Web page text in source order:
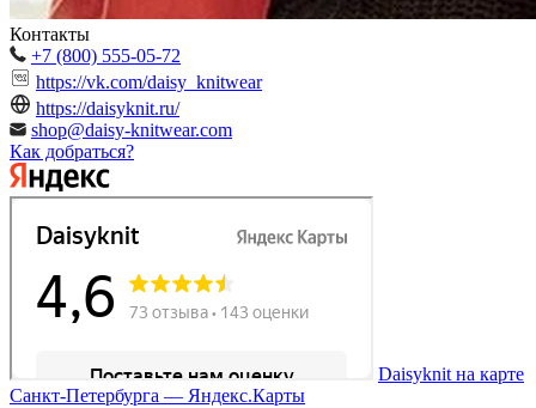
Контакты
+7 (800) 555-05-72
https://vk.com/daisy_knitwear
https://daisyknit.ru/
shop@daisy-knitwear.com
Как добраться?
Daisyknit на карте
Санкт‑Петербурга — Яндекс.Карты